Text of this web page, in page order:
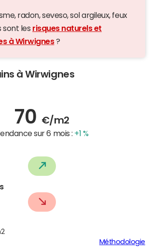
radon, seveso, sol argileux, feux
sont les risques naturels et
à Wirwignes?
à Wirwignes
70 €/m2
sur 6 mois : +1 %
Méthodologie